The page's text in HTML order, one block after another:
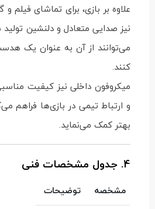
علاوه بر بازی، برای تماشای
نیز صدایی متعادل و دلنشین تولید
می‌توانند از آن به عنوان یک
کنند.
میکروفون داخلی نیز کیفیت
و ارتباط تیمی در بازی‌ها فراهم
بهتر کمک می‌نماید.
4. جدول مشخصات فنی
مشخصه
توضیحات